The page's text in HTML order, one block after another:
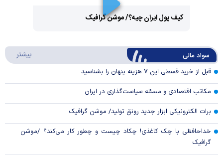
Video
کیف پول ایران چیه؟/ موشن گرافیک
سواد مالی بیشتر
قبل از خرید قسطی این ۷ هزینه پنهان را بشناسید
مکاتب اقتصادی و مسئله سیاست‌گذاری در ایران
برات الکترونیکی ابزار جدید رونق تولید/ موشن گرافیک
خداحافظی با چک کاغذی! چکاد چیست و چطور کار می‌کند؟ /موشن
گرافیک